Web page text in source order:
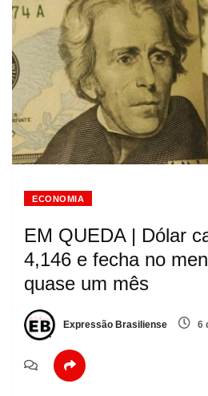
ECONOMIA
EM QUEDA | Dólar
4,146 e fecha no
quase um mês
Expressão Brasiliense 6